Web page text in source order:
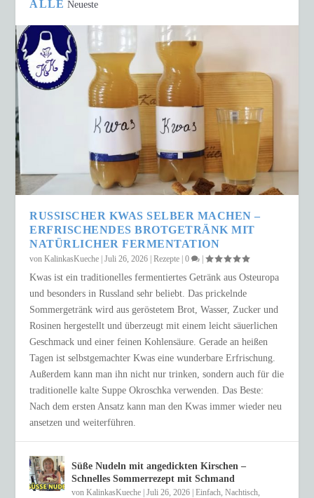
ALLE Neueste
RUSSISCHER KWAS SELBER MACHEN –
ERFRISCHENDES BROTGETRÄNK MIT
NATÜRLICHER FERMENTATION
vonKalinkasKueche |Juli 26, 2026 |Rezepte |0 |
Kwas ist ein traditionelles fermentiertes Getränk aus Osteuropa
und besonders in Russland sehr beliebt. Das prickelnde
Sommergetränk wird aus geröstetem Brot, Wasser, Zucker und
Rosinen hergestellt und überzeugt mit einem leicht säuerlichen
Geschmack und einer feinen Kohlensäure. Gerade an heißen
Tagen ist selbstgemachter Kwas eine wunderbare Erfrischung.
Außerdem kann man ihn nicht nur trinken, sondern auch für die
traditionelle kalte Suppe Okroschka verwenden. Das Beste:
Nach dem ersten Ansatz kann man den Kwas immer wieder neu
ansetzen und weiterführen.
Süße Nudeln mit angedickten Kirschen –
Schnelles Sommerrezept mit Schmand
vonKalinkasKueche |Juli 26, 2026 |Einfach ,Nachtisch